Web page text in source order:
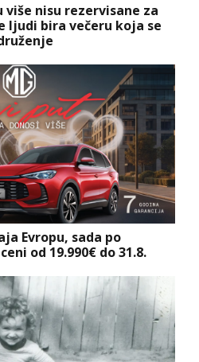
nisu rezervisane za
ljudi bira večeru koja se
Evropu, sada po
od 19.990€ do 31.8.